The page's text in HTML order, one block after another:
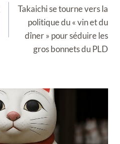
Takaichi se tourne vers la
politique du « vin et du
dîner » pour séduire les
gros bonnets du PLD